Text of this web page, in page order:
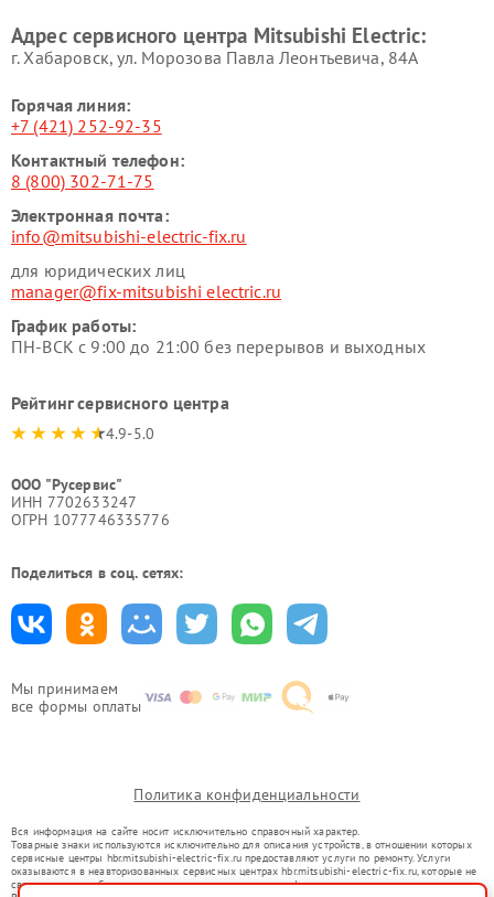
Мы принимаем
все формы оплаты
Адрес сервисного центра Mitsubishi Electric:
г. Хабаровск, ул. Морозова Павла Леонтьевича, 84А
Горячая линия:
+7 (421) 252-92-35
Контактный телефон:
8 (800) 302-71-75
Электронная почта:
info@mitsubishi-electric-fix.ru
для юридических лиц
manager@fix-mitsubishi electric.ru
График работы:
ПН-ВСК с 9:00 до 21:00 без перерывов и выходных
Рейтинг сервисного центра
4.9-5.0
ООО "Русервис"
ИНН 7702633247
ОГРН 1077746335776
Поделиться в соц. сетях:
Политика конфиденциальности
Вся информация на сайте носит исключительно справочный характер.
Товарные знаки используются исключительно для описания устройств, в отношении которых
сервисные центры hbr.mitsubishi-electric-fix.ru предоставляют услуги по ремонту. Услуги
оказываются в неавторизованных сервисных центрах hbr.mitsubishi-electric-fix.ru, которые не
связаны с правообладателями товарных знаков или их официальными представителями.